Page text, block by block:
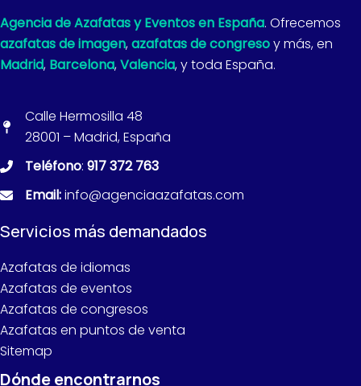
Agencia de Azafatas y Eventos en España. Ofrecemos
azafatas de imagen,azafatas de congresoy más, en
Madrid, Barcelona,Valencia, y toda España.
Calle Hermosilla 48
28001 – Madrid, España
Teléfono: 917 372 763
Email:info@agenciaazafatas.com
Servicios más demandados
Azafatas de idiomas
Azafatas de eventos
Azafatas de congresos
Azafatas en puntos de venta
Sitemap
Dónde encontrarnos